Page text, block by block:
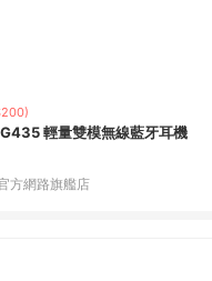
輕量雙模無線藍牙耳機
方網路旗艦店